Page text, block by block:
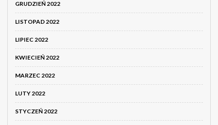
GRUDZIEŃ 2022
LISTOPAD 2022
LIPIEC 2022
KWIECIEŃ 2022
MARZEC 2022
LUTY 2022
STYCZEŃ 2022